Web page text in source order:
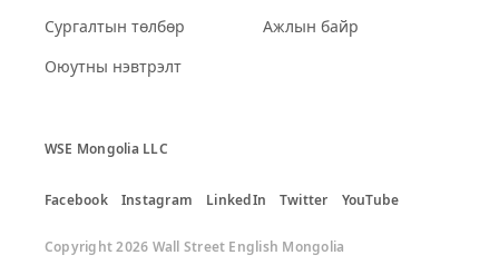
Сургалтын төлбөр
Оюутны нэвтрэлт
Ажлын байр
WSE Mongolia LLC
Facebook Instagram LinkedIn Twitter YouTube
Copyright 2026 Wall Street English Mongolia